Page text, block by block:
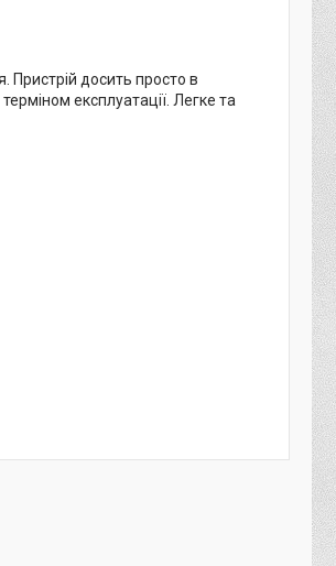
Пристрій досить просто в
експлуатації. Легке та